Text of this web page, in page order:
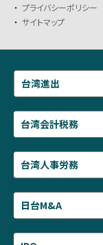
プライバシーポリシー
サイトマップ
台湾進出
台湾会計税務
台湾人事労務
日台M&A